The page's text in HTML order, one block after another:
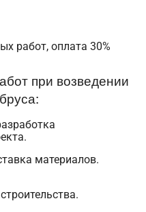
работ, оплата 30%
при возведении
материалов.